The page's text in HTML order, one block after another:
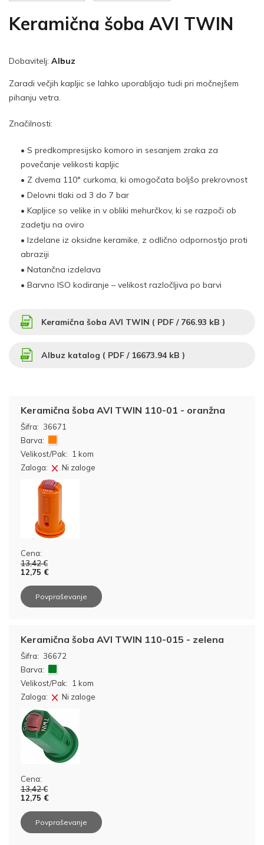
Keramična šoba AVI TWIN
Dobavitelj: Albuz
Zaradi večjih kapljic se lahko uporabljajo tudi pri močnejšem
pihanju vetra.
Značilnosti:
• S predkompresijsko komoro in sesanjem zraka za
povečanje velikosti kapljic
• Z dvema 110° curkoma, ki omogočata boljšo prekrovnost
• Delovni tlaki od 3 do 7 bar
• Kapljice so velike in v obliki mehurčkov, ki se razpoči ob
zadetju na oviro
• Izdelane iz oksidne keramike, z odlično odpornostjo proti
abraziji
• Natančna izdelava
• Barvno ISO kodiranje – velikost razločljiva po barvi
Keramična šoba AVI TWIN ( PDF / 766.93 kB )
Albuz katalog ( PDF / 16673.94 kB )
Šifra: 36671
Keramična šoba AVI TWIN 110-01 - oranžna
Barva:
Velikost/Pak:
1 kom
Zaloga:
Ni zaloge
Cena:
13,42 €
12,75 €
Povpraševanje
Šifra: 36672
Keramična šoba AVI TWIN 110-015 - zelena
Barva:
Velikost/Pak:
1 kom
Zaloga:
Ni zaloge
Cena:
13,42 €
12,75 €
Povpraševanje